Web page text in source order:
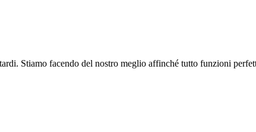
Stiamo facendo del nostro meglio affinché tutto funzioni